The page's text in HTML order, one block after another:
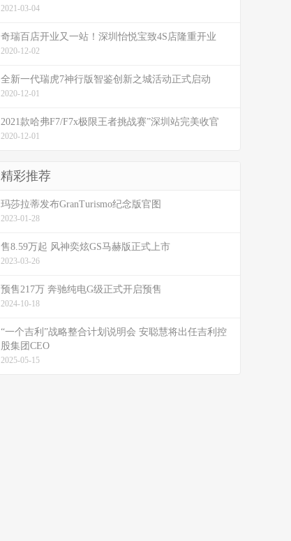
2021-03-04
奇瑞百店开业又一站！深圳怡悦宝致4S店隆重开业
2020-12-02
全新一代瑞虎7神行版智鉴创新之城活动正式启动
2020-12-01
2021款哈弗F7/F7x极限王者挑战赛”深圳站完美收官
2020-12-01
精彩推荐
玛莎拉蒂发布GranTurismo纪念版官图
2023-01-28
售8.59万起 风神奕炫GS马赫版正式上市
2023-03-26
预售217万 奔驰纯电G级正式开启预售
2024-10-18
“一个吉利”战略整合计划说明会 安聪慧将出任吉利控
股集团CEO
2025-05-15